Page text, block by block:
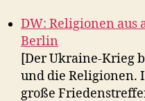
DW: Religionen
Berlin
[Der Ukraine-Krieg
und die Religionen.
große